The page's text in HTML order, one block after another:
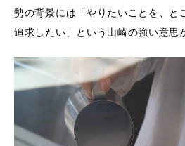
勢の背景には「やりたいことを、と
追求したい」という山崎の強い意思